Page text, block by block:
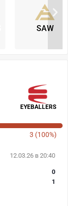
SAW
EYEBALLERS
3 (100%)
12.03.26 в 20:40
0
1